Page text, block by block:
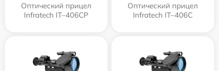
Оптический прицел
Infratech IT–406СP
Оптический прицел
Infratech IT–406С